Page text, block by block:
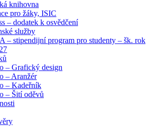
knihovna
pro žáky, ISIC
– dodatek k osvědčení
služby
– stipendijní program pro studenty – šk. rok
– Grafický design
– Aranžér
– Kadeřník
– Šití oděvů